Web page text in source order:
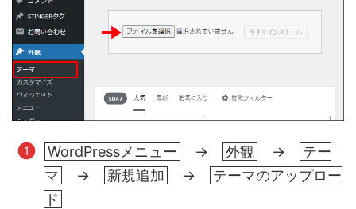
WordPressメニュー → 外観 →
テー
マ
→ 新規追加 →
テーマのアップロー
ド